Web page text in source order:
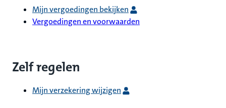
Mijn vergoedingen bekijken
Vergoedingen en voorwaarden
Zelf regelen
Mijn verzekering wijzigen